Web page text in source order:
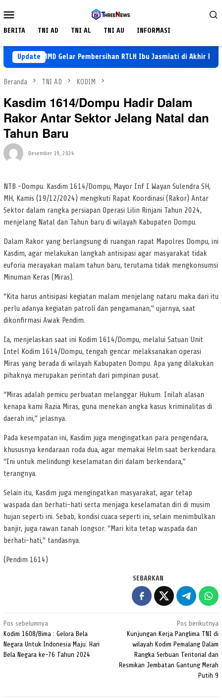
ke
Mobile
BERITA TNI AD TNI AL TNI AU INFORMASI
Update
TMMD Gelar Pembersihan RTLH Ibu Jasmiati di Akhir Proyek
Beranda TNI AD KODIM
Kasdim 1614/Dompu Hadir Dalam
Rakor Antar Sektor Jelang Natal dan
Tahun Baru
Desember 19, 2024
NTB -Dompu. Kasdim 1614/Dompu, Mayor Inf I Wayan Sulendra SH,
MH, Kamis (19/12/2024) mengikuti Rapat Koordinasi (Rakor) Antar
Sektor dalam rangka persiapan Operasi Lilin Rinjani Tahun 2024,
menjelang Natal dan Tahun baru di wilayah Kabupaten Dompu.
Dalam Rakor yang berlangsung di ruangan rapat Mapolres Dompu, ini
Kasdim, agar melakukan langkah antisipasi agar masyarakat tidak
euforia merayakan malam tahun baru, terutama tidak mengkonsumsi
Minuman Keras (Miras).
“Kita harus antisipasi kegiatan malam menjelang nataru maka dari itu
perlu adanya kegiatan patroli dan pengamanan,” ujarnya, saat
dikonfirmasi Awak Pendim.
Ia, menjelaskan saat ini Kodim 1614/Dompu, melalui Satuan Unit
Intel Kodim 1614/Dompu, tengah gencar melaksanakan operasi
Miras yang berada di wilayah Kabupaten Dompu. Apa yang dilakukan
pihaknya merupakan perintah dari pimpinan pusat.
“Miras adalah pemicu perbuatan melanggar Hukum. Inilah alasan
kenapa kami Razia Miras, guna menekan angka kasus kriminalitas di
daerah ini,” jelasnya.
Pada kesempatan ini, Kasdim juga mengingatkan para pengendara,
khususnya kendaraan roda dua, agar memakai Helm saat berkendara.
“Ini untuk melindungi keselamatan diri dalam berkendara,”
terangnya.
Selain itu, Kasdim juga mengingatkan masyarakat, agar tetap
waspada dan berhati-hati serta menjaga keselamatan diri di musim
hujan seperti ini. Sebab, kondisi cuaca seperti ini, selain menimbulkan
banjir, juga rawan tanah longsor. “Mari kita tetap waspada dan
berhati-hati,” tandasnya.
(Pendim 1614)
SEBARKAN
Navigasi
pos
Pos sebelumnya
Kodim 1608/Bima : Gelora Bela
Negara Untuk Indonesia Maju. Hari
Bela Negara ke-76 Tahun 2024
Pos berikutnya
Kunjungan Kerja Panglima TNI di
wilayah Kodim Pemalang Dalam
Rangka Serbuan Teritorial dan
Resmikan Jembatan Gantung Merah
Putih 9